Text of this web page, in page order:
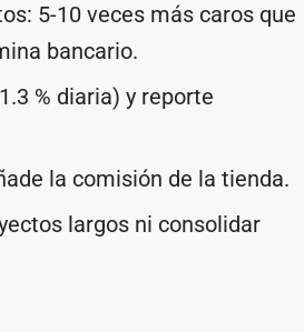
5-10 veces más caros que
bancario.
% diaria) y reporte
la comisión de la tienda.
largos ni consolidar